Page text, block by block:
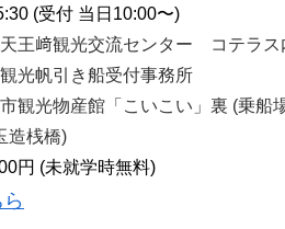
(受付 当日10:00〜)
王﨑観光交流センター コテラス
き船受付事務所
「こいこい」裏 (乗船場所:
橋)
円 (未就学時無料)